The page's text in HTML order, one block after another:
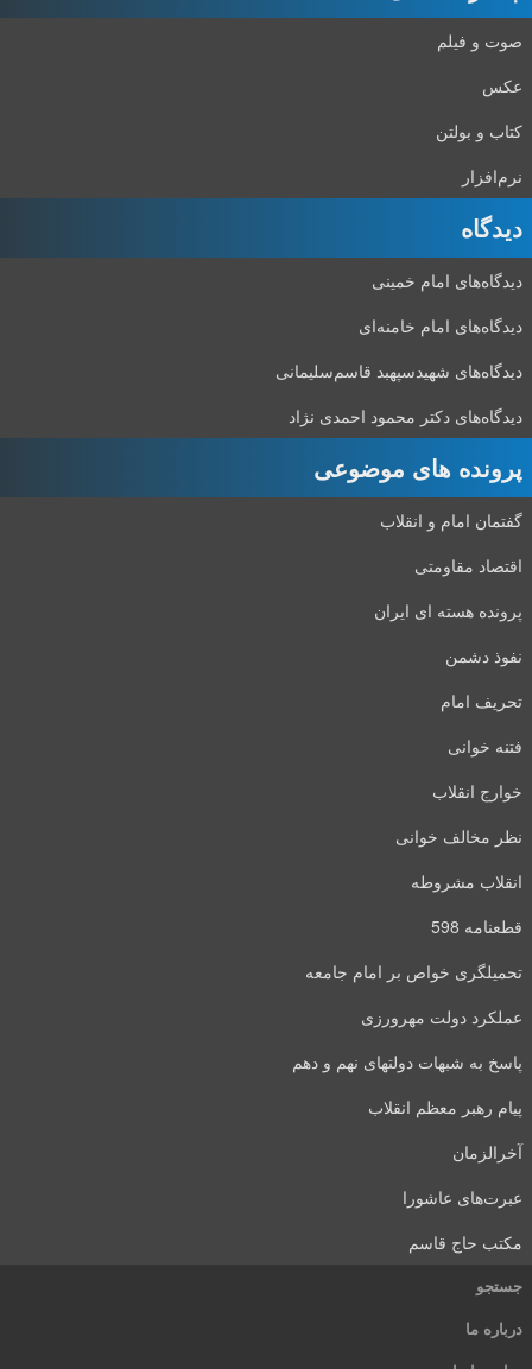
صوت و فیلم
عکس
کتاب و بولتن
نرم‌افزار
دیدگاه‌
دیدگاه‌های امام خمینی
دیدگاه‌های امام خامنه‌ای
دیدگاه‌های شهید‌سپهبد قاسم‌سلیمانی
دیدگاه‌های دکتر محمود احمدی نژاد
پرونده های موضوعی
گفتمان امام و انقلاب
اقتصاد مقاومتی
پرونده هسته ای ایران
نفوذ دشمن
تحریف امام
فتنه خوانی
خوارج انقلاب
نظر مخالف خوانی
انقلاب مشروطه
قطعنامه 598
تحمیلگری خواص بر امام جامعه
عملکرد دولت مهرورزی
پاسخ به شبهات دولتهای نهم و دهم
پیام رهبر معظم انقلاب
آخرالزمان
عبرت‌های عاشورا
مکتب حاج قاسم
جستجو
درباره ما